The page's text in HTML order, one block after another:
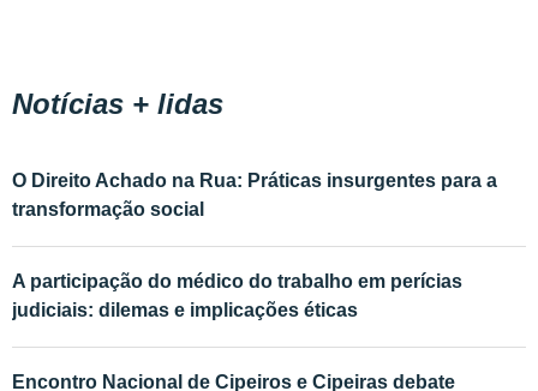
Notícias + lidas
O Direito Achado na Rua: Práticas insurgentes para a
transformação social
A participação do médico do trabalho em perícias
judiciais: dilemas e implicações éticas
Encontro Nacional de Cipeiros e Cipeiras debate